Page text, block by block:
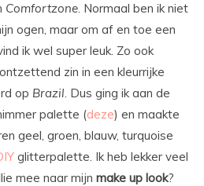
Comfortzone. Normaal ben ik niet
ogen, maar om af en toe een
ik wel super leuk. Zo ook
zin in een kleurrijke
op Brazil. Dus ging ik aan de
palette (deze) en maakte
geel, groen, blauw, turquoise
glitterpalette. Ik heb lekker veel
mee naar mijn make up look?